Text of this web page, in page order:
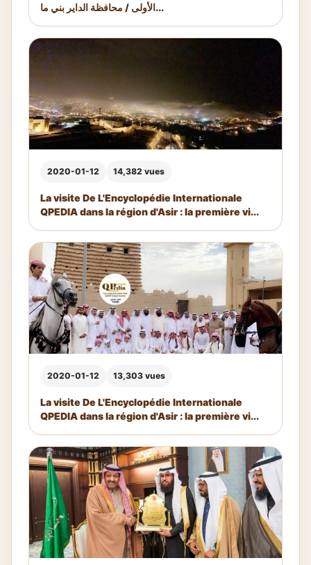
الأولى / محافظة الداير بني ما...
2020-01-12 14,382 vues
La visite De L'Encyclopédie Internationale
QPEDIA dans la région d'Asir : la première vi...
2020-01-12 13,303 vues
La visite De L'Encyclopédie Internationale
QPEDIA dans la région d'Asir : la première vi...